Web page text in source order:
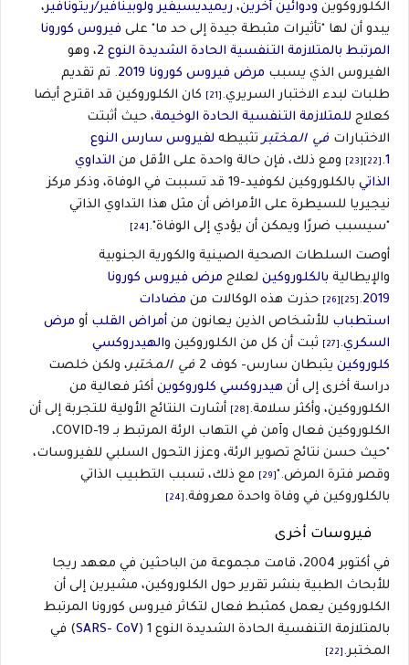
الكلوروكوين ودوائين أخرين، ريميديسيفير ولوبينافير/ريتونافير،
يبدو أن لها "تأثيرات مثبطة جيدة إلى حد ما" على فيروس كورونا
المرتبط بالمتلازمة التنفسية الحادة الشديدة النوع 2
، وهو
الفيروس الذي يسبب مرض فيروس كورونا 2019
. تم تقديم
طلبات لبدء الاختبار السريري.
كان الكلوروكين قد اقترح أيضا
كعلاج للمتلازمة التنفسية الحادة الوخيمة، حيث أثبتت
الاختبارات في المختبرتثبيطه لفيروس سارس النوع
1
. ومع ذلك، فإن حالة واحدة على الأقل من التداوي
الذاتي
بالكلوروكين لكوفيد-19 قد تسببت في الوفاة، وذكر مركز
نيجيريا للسيطرة على الأمراض أن مثل هذا التداوي الذاتي
"سيسبب ضررًا ويمكن أن يؤدي إلى الوفاة".
أوصت السلطات الصحية الصينية والكورية الجنوبية
والإيطالية بالكلوروكين لعلاج مرض فيروس كورونا
2019
. حذرت هذه الوكالات من مضادات
استطباب للأشخاص الذين يعانون من أمراض القلب أو مرض
السكري. ثبت أن كل من الكلوروكين والهيدروكسي
كلوروكين يثبطان سارس- كوف 2 في المختبر، ولكن خلصت
دراسة أخرى إلى أن هيدروكسي كلوروكوين أكثر فعالية من
الكلوروكين، وأكثر سلامة.
أشارت النتائج الأولية للتجربة إلى أن
الكلوروكين فعال وآمن في التهاب الرئة المرتبط بـ COVID-19،
"حيث حسن نتائج تصوير الرئة، وعزز التحول السلبي للفيروسات،
وقصر فترة المرض."
مع ذلك، تسبب التطبيب الذاتي
بالكلوروكين في وفاة واحدة معروفة.
فيروسات أخرى
في أكتوبر 2004، قامت مجموعة من الباحثين في معهد ريجا
للأبحاث الطبية بنشر تقرير حول الكلوروكين، مشيرين إلى أن
الكلوروكين يعمل كمثبط فعال لتكاثر فيروس كورونا المرتبط
بالمتلازمة التنفسية الحادة الشديدة النوع 1 (
SARS- CoV) في
المختبر.[22]